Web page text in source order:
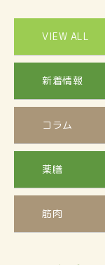
VIEW ALL
新着情報
コラム
薬膳
筋肉